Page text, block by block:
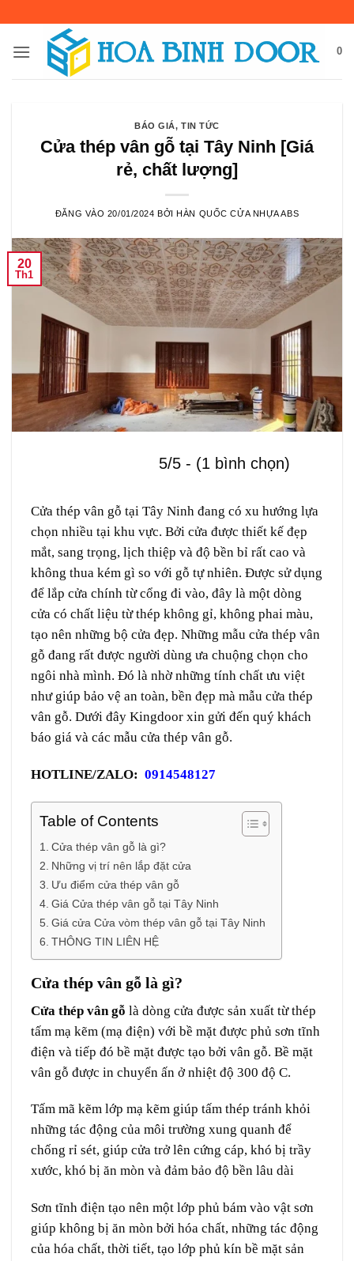
nội
0
BÁO GIÁ,TIN TỨC
Cửa thép vân gỗ tại Tây Ninh [Giá
rẻ, chất lượng]
ĐĂNG VÀO 20/01/2024 BỞIHÀN QUỐC CỬA NHỰA ABS
20
Th1
5/5 - (1 bình chọn)
Cửa thép vân gỗ tại Tây Ninh đang có xu hướng lựa
chọn nhiều tại khu vực. Bởi cửa được thiết kế đẹp
mắt, sang trọng, lịch thiệp và độ bền bỉ rất cao và
không thua kém gì so với gỗ tự nhiên. Được sử dụng
để lắp cửa chính từ cổng đi vào, đây là một dòng
cửa có chất liệu từ thép không gỉ, không phai màu,
tạo nên những bộ cửa đẹp. Những mẫu cửa thép vân
gỗ đang rất được người dùng ưa chuộng chọn cho
ngôi nhà mình. Đó là nhờ những tính chất ưu việt
như giúp bảo vệ an toàn, bền đẹp mà mẫu cửa thép
vân gỗ. Dưới đây Kingdoor xin gửi đến quý khách
báo giá và các mẫu cửa thép vân gỗ.
HOTLINE/ZALO: 0914548127
Table of Contents
Cửa thép vân gỗ là gì?
Những vị trí nên lắp đặt cửa
Ưu điểm cửa thép vân gỗ
Giá Cửa thép vân gỗ tại Tây Ninh
Giá cửa Cửa vòm thép vân gỗ tại Tây Ninh
THÔNG TIN LIÊN HỆ
Cửa thép vân gỗ là gì?
Cửa thép vân gỗ là dòng cửa được sản xuất từ thép
tấm mạ kẽm (mạ điện) với bề mặt được phủ sơn tĩnh
điện và tiếp đó bề mặt được tạo bởi vân gỗ. Bề mặt
vân gỗ được in chuyển ấn ở nhiệt độ 300 độ C.
Tấm mã kẽm lớp mạ kẽm giúp tấm thép tránh khỏi
những tác động của môi trường xung quanh để
chống rỉ sét, giúp cửa trở lên cứng cáp, khó bị trầy
xước, khó bị ăn mòn và đảm bảo độ bền lâu dài
Sơn tĩnh điện tạo nên một lớp phủ bám vào vật sơn
giúp không bị ăn mòn bởi hóa chất, những tác động
của hóa chất, thời tiết, tạo lớp phủ kín bề mặt sản